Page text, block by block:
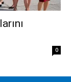
0